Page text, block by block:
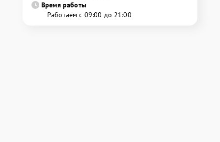
Время работы
Работаем с 09:00 до 21:00